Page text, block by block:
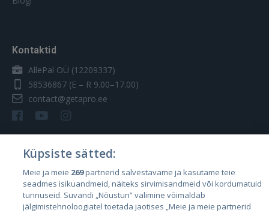
Kontaktid
AllePal OÜ (12209337)
58536867 (E – R 9.00–17.00)
contact@getapro.ee
Riigid
Eesti
Läti
Küpsiste sätted:
Meie ja meie 269partnerid salvestavame ja kasutame teie
seadmes isikuandmeid, näiteks sirvimisandmeid või kordumatuid
tunnuseid. Suvandi „Nõustun” valimine võimaldab
jälgimistehnoloogiatel toetada jaotises „Meie ja meie partnerid